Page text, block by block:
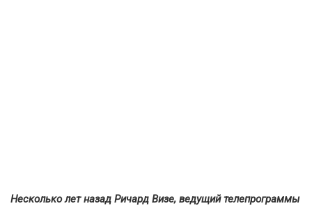
Несколько лет назад Ричард Визе, ведущий телепрограммы